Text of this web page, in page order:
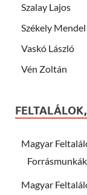
Szalay Lajos
Székely
Vaskó László
Vén Zoltán
Magyar
Forrásmunkák
Magyar